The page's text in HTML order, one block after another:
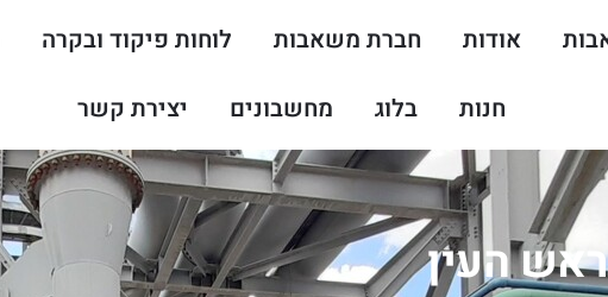
אודות חברת משאבות לוחות פיקוד ובקרה
חנות
בלוג מחשבונים יצירת קשר
העין